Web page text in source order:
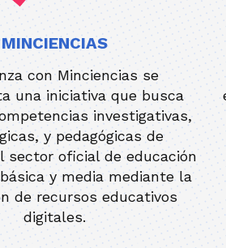
MINCIENCIAS
con Minciencias se
una iniciativa que busca
investigativas,
y pedagógicas de
sector oficial de educación
y media mediante la
de recursos educativos
digitales.